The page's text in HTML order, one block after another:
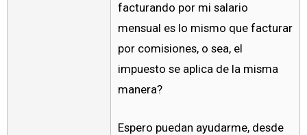
facturando por mi salario
mensual es lo mismo que facturar
por comisiones, o sea, el
impuesto se aplica de la misma
manera?
Espero puedan ayudarme, desde